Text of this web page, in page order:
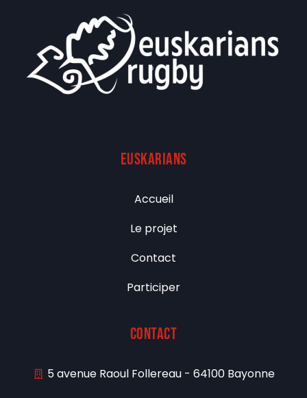
euskarians
Accueil
Le projet
Contact
Participer
Contact
5 avenue Raoul Follereau - 64100 Bayonne